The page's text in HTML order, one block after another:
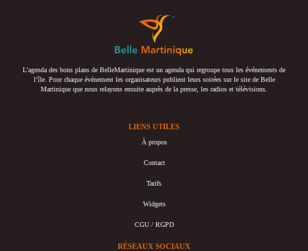
L’agenda des bons plans de BelleMartinique est un agenda qui regroupe tous les événements de
l’île. Pour chaque événement les organisateurs publient leurs soirées sur le site de Belle
Martinique que nous relayons ensuite auprès de la presse, les radios et télévisions.
LIENS UTILES
À propos
Contact
Tarifs
Widgets
CGU / RGPD
RÉSEAUX SOCIAUX